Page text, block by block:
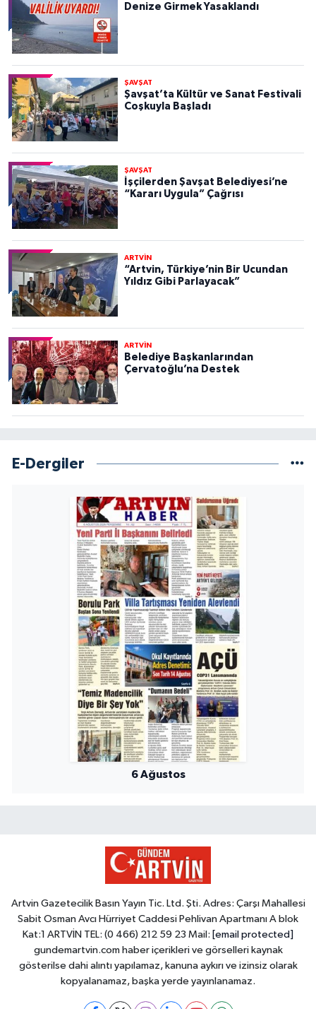
Denize Girmek Yasaklandı
ŞAVŞAT
Şavşat’ta Kültür ve Sanat Festivali
Coşkuyla Başladı
ŞAVŞAT
İşçilerden Şavşat Belediyesi’ne
“Kararı Uygula” Çağrısı
ARTVİN
“Artvin, Türkiye’nin Bir Ucundan
Yıldız Gibi Parlayacak”
ARTVİN
Belediye Başkanlarından
Çervatoğlu’na Destek
E-Dergiler
6 Ağustos
Artvin Gazetecilik Basın Yayın Tic. Ltd. Şti. Adres: Çarşı Mahallesi
Sabit Osman Avcı Hürriyet Caddesi Pehlivan Apartmanı A blok
Kat:1 ARTVİN TEL: (0 466) 212 59 23 Mail: [email protected]
gundemartvin.com haber içerikleri ve görselleri kaynak
gösterilse dahi alıntı yapılamaz, kanuna aykırı ve izinsiz olarak
kopyalanamaz, başka yerde yayınlanamaz.